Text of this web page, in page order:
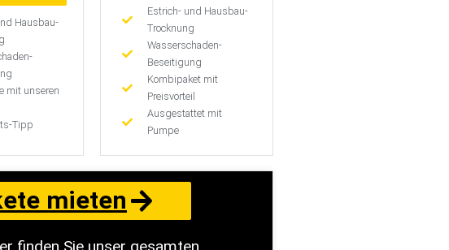
Hausbau-
mit unseren
Tipp
Estrich- und Hausbau-
Trocknung
Wasserschaden-
Beseitigung
Kombipaket mit
Preisvorteil
Ausgestattet mit
Pumpe
mieten